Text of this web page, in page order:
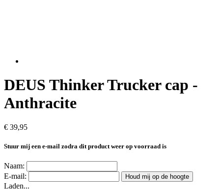
DEUS Thinker Trucker cap -
Anthracite
€ 39,95
Stuur mij een e-mail zodra dit product weer op voorraad is
Naam:
E-mail:
Houd mij op de hoogte
Laden...